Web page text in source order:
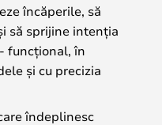
încăperile, să
să sprijine intenția
funcțional, în
și cu precizia
îndeplinesc